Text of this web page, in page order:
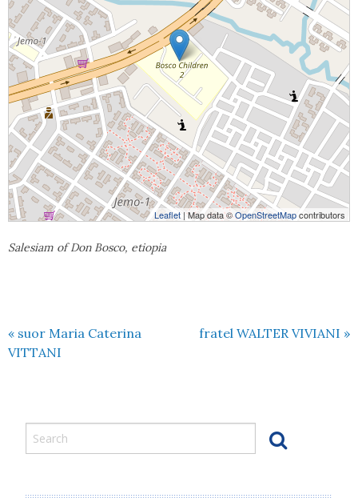
Leaflet | Map data ©OpenStreetMapcontributors
Salesiam of Don Bosco, etiopia
« suor Maria Caterina
VITTANI
fratel WALTER VIVIANI »